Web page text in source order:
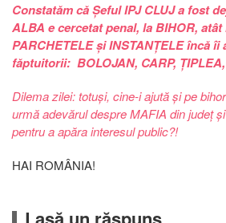
Constatăm că Șeful IPJ CLUJ a fost
ALBA e cercetat penal, la BIHOR,
PARCHETELE și INSTANȚELE încă îi
făptuitorii: BOLOJAN, CARP,
Dilema zilei: totuși, cine-i ajută și pe
urmă adevărul despre MAFIA din județ
pentru a apăra interesul public?!
HAI ROMÂNIA!